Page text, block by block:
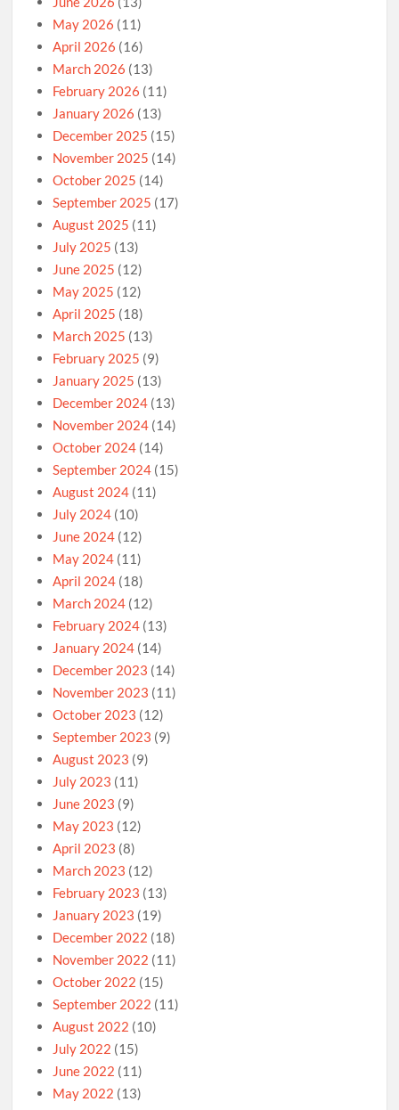
May 2026 (11)
April 2026 (16)
March 2026 (13)
February 2026 (11)
January 2026 (13)
December 2025 (15)
November 2025 (14)
October 2025 (14)
September 2025 (17)
August 2025 (11)
July 2025 (13)
June 2025 (12)
May 2025 (12)
April 2025 (18)
March 2025 (13)
February 2025 (9)
January 2025 (13)
December 2024 (13)
November 2024 (14)
October 2024 (14)
September 2024 (15)
August 2024 (11)
July 2024 (10)
June 2024 (12)
May 2024 (11)
April 2024 (18)
March 2024 (12)
February 2024 (13)
January 2024 (14)
December 2023 (14)
November 2023 (11)
October 2023 (12)
September 2023 (9)
August 2023 (9)
July 2023 (11)
June 2023 (9)
May 2023 (12)
April 2023 (8)
March 2023 (12)
February 2023 (13)
January 2023 (19)
December 2022 (18)
November 2022 (11)
October 2022 (15)
September 2022 (11)
August 2022 (10)
July 2022 (15)
June 2022 (11)
May 2022 (13)